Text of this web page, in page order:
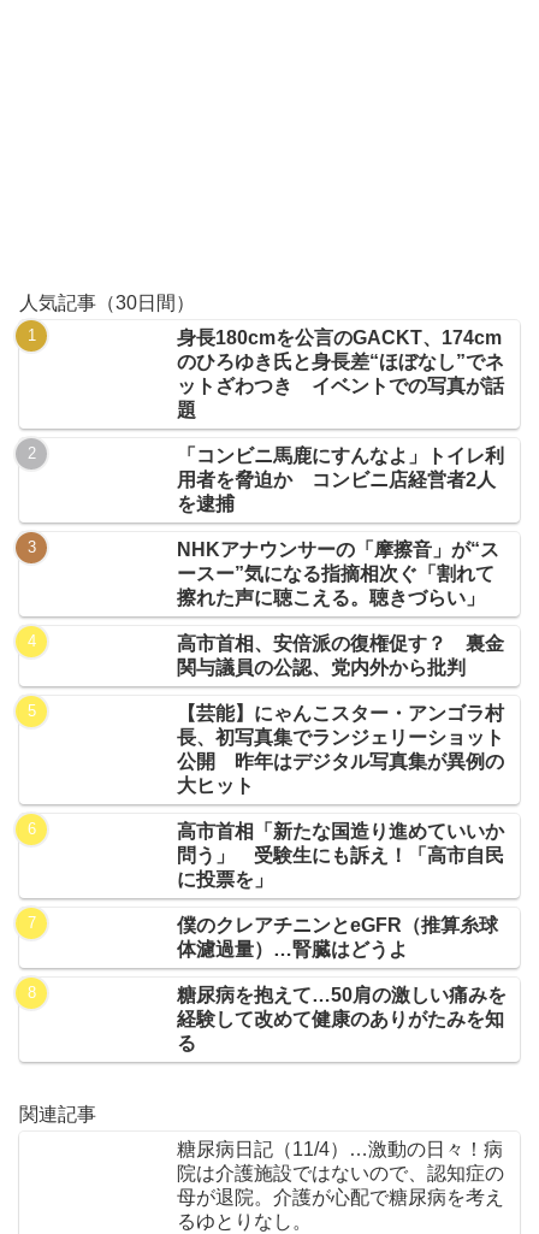
人気記事（30日間）
身長180cmを公言のGACKT、174cm
のひろゆき氏と身長差“ほぼなし”でネ
ットざわつき イベントでの写真が話
題
「コンビニ馬鹿にすんなよ」トイレ利
用者を脅迫か コンビニ店経営者2人
を逮捕
NHKアナウンサーの「摩擦音」が“ス
ースー”気になる指摘相次ぐ「割れて
擦れた声に聴こえる。聴きづらい」
高市首相、安倍派の復権促す？ 裏金
関与議員の公認、党内外から批判
【芸能】にゃんこスター・アンゴラ村
長、初写真集でランジェリーショット
公開 昨年はデジタル写真集が異例の
大ヒット
高市首相「新たな国造り進めていいか
問う」 受験生にも訴え！「高市自民
に投票を」
僕のクレアチニンとeGFR（推算糸球
体濾過量）…腎臓はどうよ
糖尿病を抱えて…50肩の激しい痛みを
経験して改めて健康のありがたみを知
る
関連記事
糖尿病日記（11/4）…激動の日々！病
院は介護施設ではないので、認知症の
母が退院。介護が心配で糖尿病を考え
るゆとりなし。